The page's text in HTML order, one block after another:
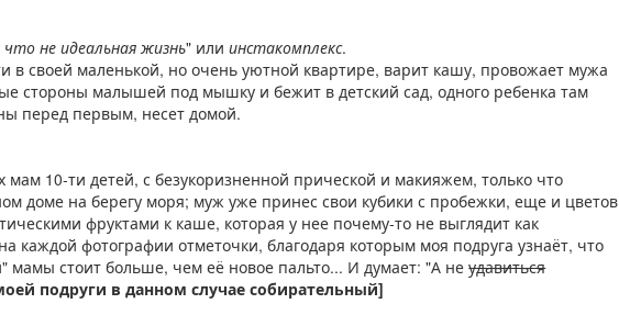
не идеальная жизнь" илиинстакомплекс.
в своей маленькой, но очень уютной квартире, варит кашу, провожает мужа
стороны малышей под мышку и бежит в детский сад, одного ребенка там
перед первым, несет домой.
10-ти детей, с безукоризненной прической и макияжем, только что
доме на берегу моря; муж уже принес свои кубики с пробежки, еще и цветов
фруктами к каше, которая у нее почему-то не выглядит как
каждой фотографии отметочки, благодаря которым моя подруга узнаёт, что
мамы стоит больше, чем её новое пальто... И думает: "А неудавиться
подруги в данном случае собирательный]